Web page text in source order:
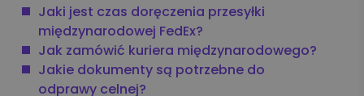
Koszyk zleceń, importy, integracje
Przesyłki krajowe
Przesyłki międzynarodowe
Jaki jest czas doręczenia przesyłki
międzynarodowej FedEx?
Jak zamówić kuriera międzynarodowego?
Jakie dokumenty są potrzebne do
odprawy celnej?